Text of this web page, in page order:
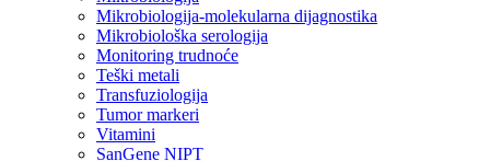
Mikrobiologija-molekularna dijagnostika
Mikrobiološka serologija
Monitoring trudnoće
Teški metali
Transfuziologija
Tumor markeri
Vitamini
SanGene NIPT